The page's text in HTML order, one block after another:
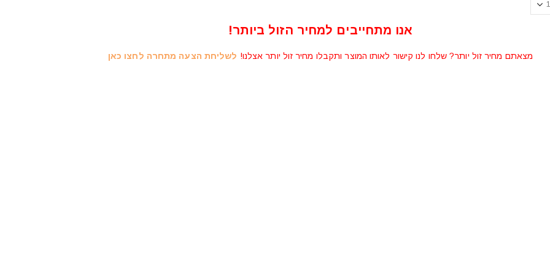
אנו מתחייבים למחיר הזול ביותר!
מצאתם מחיר זול יותר? שלחו לנו קישור לאותו המוצר ותקבלו מחיר זול יותר אצלנו! לשליחת הצעה מתחרה לחצו כאן